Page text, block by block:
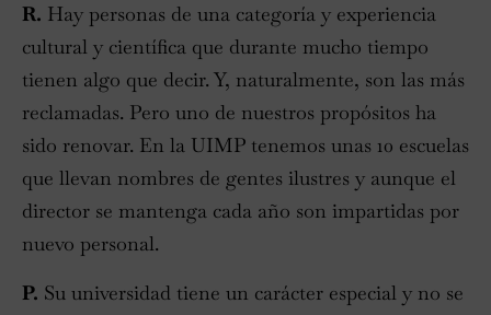
R. Hay personas de una categoría y experiencia
cultural y científica que durante mucho tiempo
tienen algo que decir. Y, naturalmente, son las más
reclamadas. Pero uno de nuestros propósitos ha
sido renovar. En la UIMP tenemos unas 10 escuelas
que llevan nombres de gentes ilustres y aunque el
director se mantenga cada año son impartidas por
nuevo personal.
P. Su universidad tiene un carácter especial y no se